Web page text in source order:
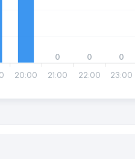
20:00 21:00 22:00 23:00
0 0 0